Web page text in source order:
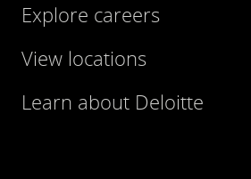
Explore careers
View locations
Learn about Deloitte